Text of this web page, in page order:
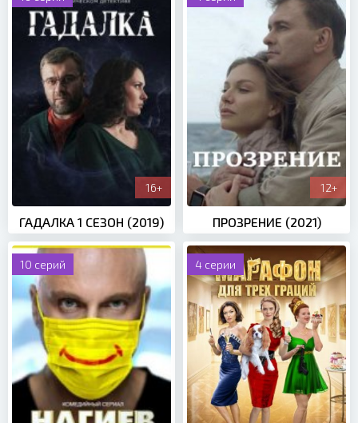
16+
ГАДАЛКА 1 СЕЗОН (2019)
12+
ПРОЗРЕНИЕ (2021)
10 серий 4 серии